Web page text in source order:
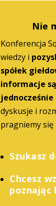
Nie
Konferencja
wiedzy i
spółek
informacje
dyskusje i
pragniemy
Szukasz
Chcesz
poznając